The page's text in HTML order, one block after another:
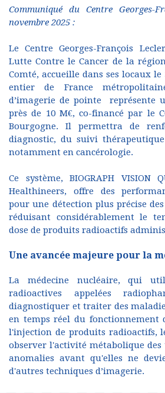
Communiqué du Centre Georges-
novembre 2025 :
Le Centre Georges-François
Lutte Contre le Cancer de la
Comté, accueille dans ses locaux le
entier de France
d’imagerie de pointe représente
près de 10 M€, co-financé par le
Bourgogne. Il permettra de
diagnostic, du suivi
notamment en cancérologie.
Ce système, BIOGRAPH VISION
Healthineers, offre des
pour une détection plus précise
réduisant considérablement le
dose de produits radioactifs
Une avancée majeure pour la
La médecine nucléaire, qui
radioactives appelées
diagnostiquer et traiter des
en temps réel du fonctionnement
l'injection de produits radioactifs,
observer l'activité métabolique des
anomalies avant qu'elles ne
d'autres techniques d’imagerie.